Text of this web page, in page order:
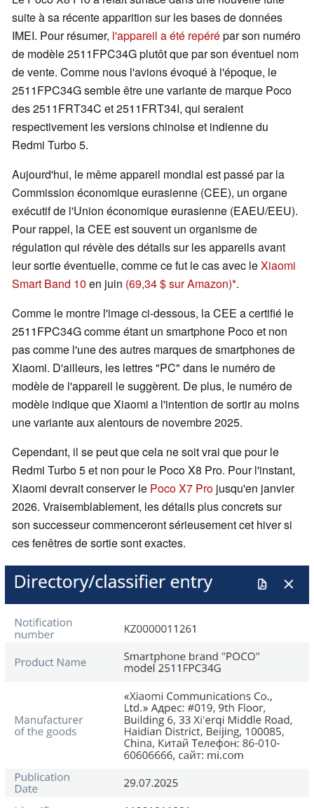
suite à sa récente apparition sur les bases de données
IMEI. Pour résumer, l'appareil a été repérépar son numéro
de modèle 2511FPC34G plutôt que par son éventuel nom
de vente. Comme nous l'avions évoqué à l'époque, le
2511FPC34G semble être une variante de marque Poco
des 2511FRT34C et 2511FRT34I, qui seraient
respectivement les versions chinoise et indienne du
Redmi Turbo 5.
Aujourd'hui, le même appareil mondial est passé par la
Commission économique eurasienne (CEE), un organe
exécutif de l'Union économique eurasienne (EAEU/EEU).
Pour rappel, la CEE est souvent un organisme de
régulation qui révèle des détails sur les appareils avant
leur sortie éventuelle, comme ce fut le cas avec leXiaomi
Smart Band 10 en juin (69,34 $ sur Amazon) .
Comme le montre l'image ci-dessous, la CEE a certifié le
2511FPC34G comme étant un smartphone Poco et non
pas comme l'une des autres marques de smartphones de
Xiaomi. D'ailleurs, les lettres "PC" dans le numéro de
modèle de l'appareil le suggèrent. De plus, le numéro de
modèle indique que Xiaomi a l'intention de sortir au moins
une variante aux alentours de novembre 2025.
Cependant, il se peut que cela ne soit vrai que pour le
Redmi Turbo 5 et non pour le Poco X8 Pro. Pour l'instant,
Xiaomi devrait conserver le Poco X7 Pro jusqu'en janvier
2026. Vraisemblablement, les détails plus concrets sur
son successeur commenceront sérieusement cet hiver si
ces fenêtres de sortie sont exactes.